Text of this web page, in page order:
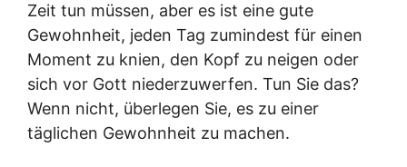
Zeit tun müssen, aber es ist eine gute
Gewohnheit, jeden Tag zumindest für einen
Moment zu knien, den Kopf zu neigen oder
sich vor Gott niederzuwerfen. Tun Sie das?
Wenn nicht, überlegen Sie, es zu einer
täglichen Gewohnheit zu machen.